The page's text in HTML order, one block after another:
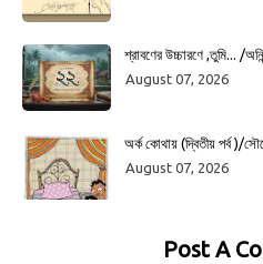
শ্রাবণের উচ্চারণে ,তুমি... /
August 07, 2026
অর্ক কোথায় (দ্বিতীয় পর্ব )/
August 07, 2026
Post A